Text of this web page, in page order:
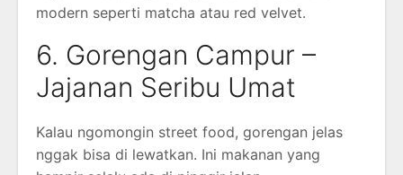
modern seperti matcha atau red velvet.
6. Gorengan Campur –
Jajanan Seribu Umat
Kalau ngomongin street food, gorengan jelas
nggak bisa di lewatkan. Ini makanan yang